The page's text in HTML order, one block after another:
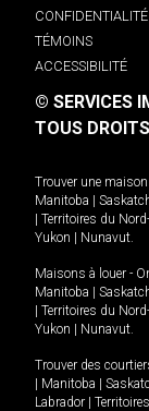
CONFIDENTIALITÉ
TÉMOINS
ACCESSIBILITÉ
© SERVICES
TOUS
Trouver une maison
Manitoba |
| Territoires du
Yukon | Nunavut
Maisons à louer -
Manitoba |
| Territoires du
Yukon | Nunavut
Trouver des
| Manitoba |
Labrador |